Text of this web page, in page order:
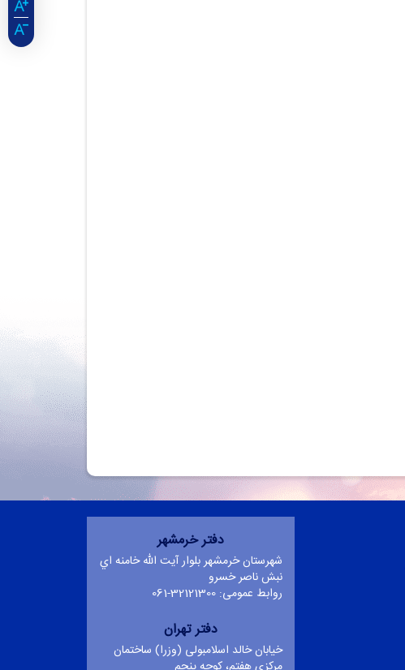
دفتر خرمشهر
شهرستان خرمشهر بلوار آيت الله خامنه اي
نبش ناصر خسرو
روابط عمومی: 32121300-061
دفتر تهران
خیابان خالد اسلامبولی (وزرا) ساختمان